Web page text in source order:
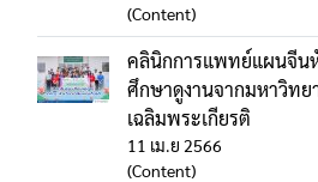
(Content)
คลินิกการแพทย์แผนจีน
ศึกษาดูงานจากมหาวิทย
เฉลิมพระเกียรติ
11 เม.ย 2566
(Content)